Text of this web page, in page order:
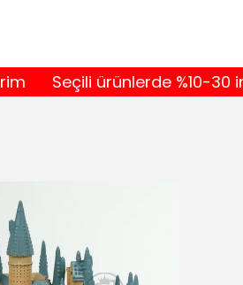
Seçili ürünlerde %10-30 indirim